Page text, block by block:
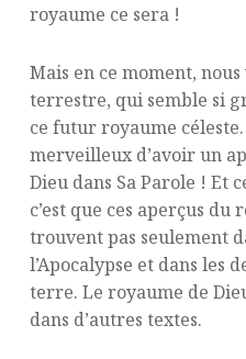
royaume ce sera !
Mais en ce moment,
terrestre, qui semble si
ce futur royaume
merveilleux d’avoir un
Dieu dans Sa Parole ! Et
c’est que ces aperçus du
trouvent pas seulement
l’Apocalypse et dans les
terre. Le royaume de
dans d’autres textes.